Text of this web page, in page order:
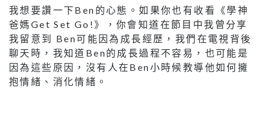
我想要讚一下Ben的心態。如果你也有收看《學神
爸媽Get Set Go!》，你會知道在節目中我曾分享
我留意到 Ben可能因為成長經歷，我們在電視背後
聊天時，我知道Ben的成長過程不容易，也可能是
因為這些原因，沒有人在Ben小時候教導他如何擁
抱情緒、消化情緒。